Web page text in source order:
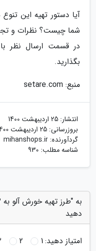
آیا دستور تهیه این
شما چیست؟ نظرات و
در قسمت ارسال نظر با
بگذارید.
منبع: setare.com
انتشار: 25 اردیبهشت 1400
بروزرسانی: 25 اردیبهشت 1400
گردآورنده: mihanshops.ir
شناسه مطلب: 930
دهید
امتیاز دهید:1
2